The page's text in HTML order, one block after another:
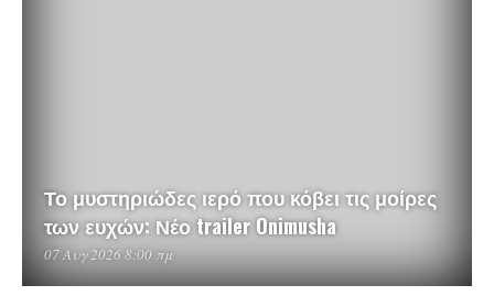
Το μυστηριώδες ιερό που κόβει τις μοίρες
των ευχών: Νέο trailer Onimusha
07 Αυγ 2026 8:00 πμ